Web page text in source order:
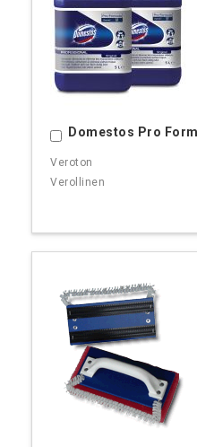
Domestos Pro
Ostoskoriin